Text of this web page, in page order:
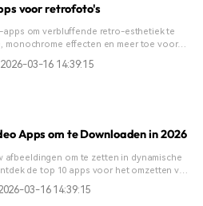
voor retrofoto's
om verbluffende retro-esthetiek te
monochrome effecten en meer toe voor
2026-03-16 14:39:15
Apps om te Downloaden in 2026
afbeeldingen om te zetten in dynamische
de top 10 apps voor het omzetten van
downloaden.
03-16 14:39:15